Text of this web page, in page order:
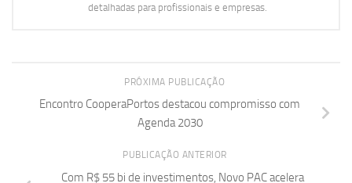
detalhadas para profissionais e empresas.
PRÓXIMA PUBLICAÇÃO
Encontro CooperaPortos destacou compromisso com
Agenda 2030
PUBLICAÇÃO ANTERIOR
Com R$ 55 bi de investimentos, Novo PAC acelera